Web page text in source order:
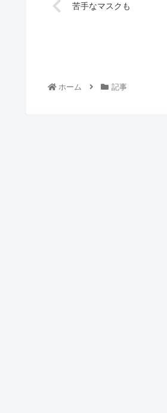
苦手なマスクも
ホーム 記事